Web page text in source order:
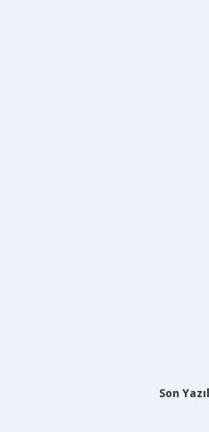
Son